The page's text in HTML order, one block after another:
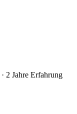
· 2 Jahre Erfahrung